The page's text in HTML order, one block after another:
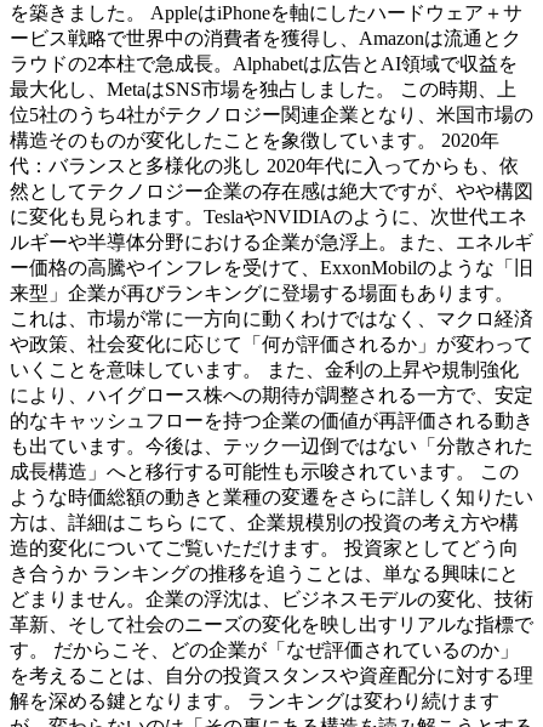
を築きました。 AppleはiPhoneを軸にしたハードウェア＋サ
ービス戦略で世界中の消費者を獲得し、Amazonは流通とク
ラウドの2本柱で急成長。Alphabetは広告とAI領域で収益を
最大化し、MetaはSNS市場を独占しました。 この時期、上
位5社のうち4社がテクノロジー関連企業となり、米国市場の
構造そのものが変化したことを象徴しています。 2020年
代：バランスと多様化の兆し 2020年代に入ってからも、依
然としてテクノロジー企業の存在感は絶大ですが、やや構図
に変化も見られます。TeslaやNVIDIAのように、次世代エネ
ルギーや半導体分野における企業が急浮上。また、エネルギ
ー価格の高騰やインフレを受けて、ExxonMobilのような「旧
来型」企業が再びランキングに登場する場面もあります。
これは、市場が常に一方向に動くわけではなく、マクロ経済
や政策、社会変化に応じて「何が評価されるか」が変わって
いくことを意味しています。 また、金利の上昇や規制強化
により、ハイグロース株への期待が調整される一方で、安定
的なキャッシュフローを持つ企業の価値が再評価される動き
も出ています。今後は、テック一辺倒ではない「分散された
成長構造」へと移行する可能性も示唆されています。 この
ような時価総額の動きと業種の変遷をさらに詳しく知りたい
方は、詳細はこちら にて、企業規模別の投資の考え方や構
造的変化についてご覧いただけます。 投資家としてどう向
き合うか ランキングの推移を追うことは、単なる興味にと
どまりません。企業の浮沈は、ビジネスモデルの変化、技術
革新、そして社会のニーズの変化を映し出すリアルな指標で
す。 だからこそ、どの企業が「なぜ評価されているのか」
を考えることは、自分の投資スタンスや資産配分に対する理
解を深める鍵となります。 ランキングは変わり続けます